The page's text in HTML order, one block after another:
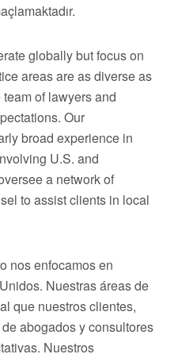
globally but focus on
areas are as diverse as
of lawyers and
Our
broad experience in
U.S. and
a network of
to assist clients in local
nos enfocamos en
Nuestras áreas de
que nuestros clientes,
abogados y consultores
Nuestros